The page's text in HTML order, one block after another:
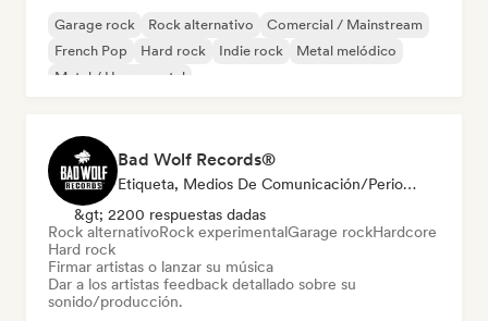
Garage rock Rock alternativo
Comercial / Mainstream
French Pop
Hard rock Indie rock
Metal melódico
Metal / Heavy metal
Bad Wolf Records®
Etiqueta, Medios De Comunicación/Periodista, Experto En Sonido
&gt; 2200 respuestas dadas
Rock alternativoRock experimentalGarage rockHardcore
Hard rock
Firmar artistas o lanzar su música
Dar a los artistas feedback detallado sobre su
sonido/producción.